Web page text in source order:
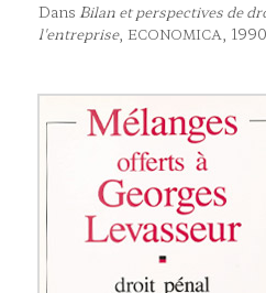
Dans Bilan et perspectives de
l'entreprise, ECONOMICA, 1990